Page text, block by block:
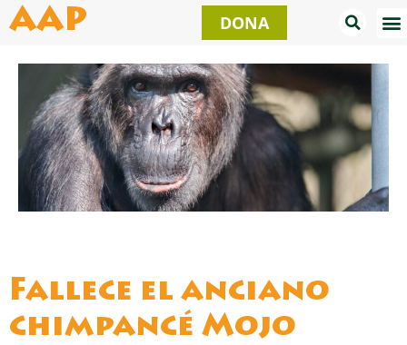
alAAP DONA
Fallece el anciano
chimpancé Mojo